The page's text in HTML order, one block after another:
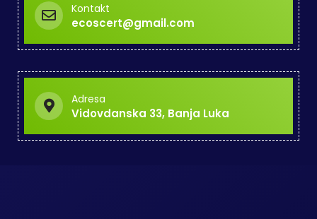
Kontakt
ecoscert@gmail.com
Adresa
Vidovdanska 33, Banja Luka